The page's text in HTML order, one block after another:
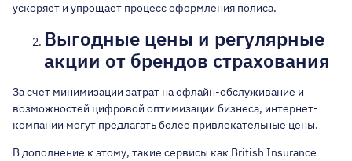
ускоряет и упрощает процесс оформления полиса.
Выгодные цены и регулярные
акции от брендов страхования
За счет минимизации затрат на офлайн-обслуживание и
возможностей цифровой оптимизации бизнеса, интернет-
компании могут предлагать более привлекательные цены.
В дополнение к этому, такие сервисы как British Insurance